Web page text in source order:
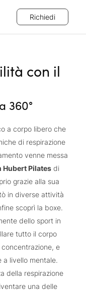
Richiedi
con il
360°
a corpo libero che
di respirazione
venne messa
Hubert Pilates di
grazie alla sua
in diverse attività
scoprì la boxe.
dello sport in
tutto il corpo
e
a livello mentale.
della respirazione
una delle